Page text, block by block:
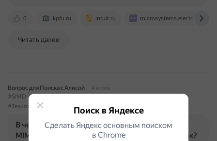
0 kpfu.ru intuit.ru
Читать далее
Вопрос для Поиска с Алисой
4 июня
#SIMD
#MIMD
#Технологии
#Компьютеры
В чем преимущества архитектуры SIMD перед
MIMD в современных вычислительных системах?
Поиск в Яндексе
Сделать Яндекс основным поиском
в Сhrome